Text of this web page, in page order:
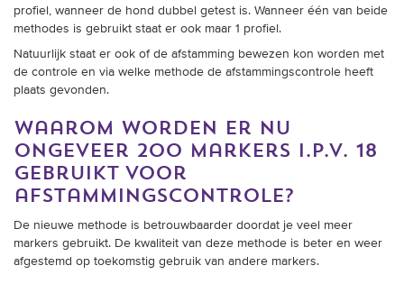
profiel, wanneer de hond dubbel getest is. Wanneer één van beide
methodes is gebruikt staat er ook maar 1 profiel.
Natuurlijk staat er ook of de afstamming bewezen kon worden met
de controle en via welke methode de afstammingscontrole heeft
plaats gevonden.
waarom worden er nu
ongeveer 200 markers i.p.v. 18
gebruikt voor
afstammingscontrole?
De nieuwe methode is betrouwbaarder doordat je veel meer
markers gebruikt. De kwaliteit van deze methode is beter en weer
afgestemd op toekomstig gebruik van andere markers.